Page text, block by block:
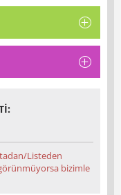
Listeden
bizimle